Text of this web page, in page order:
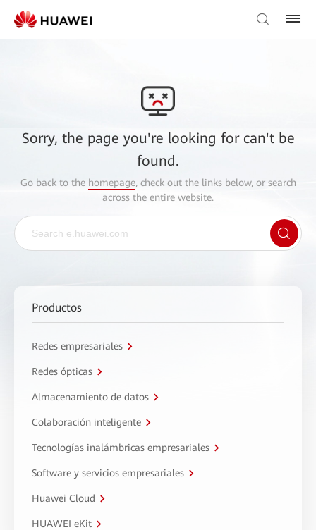
Sorry, the page you're looking for can't be
found.
Go back to the homepage, check out the links below, or search
across the entire website.
Productos
Redes empresariales
Redes ópticas
Almacenamiento de datos
Colaboración inteligente
Tecnologías inalámbricas empresariales
Software y servicios empresariales
Huawei Cloud
HUAWEI eKit